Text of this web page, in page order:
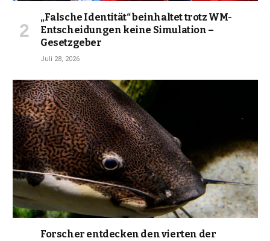
„Falsche Identität“ beinhaltet trotz WM-
Entscheidungen keine Simulation –
Gesetzgeber
Juli 28, 2026
Forscher entdecken den vierten der